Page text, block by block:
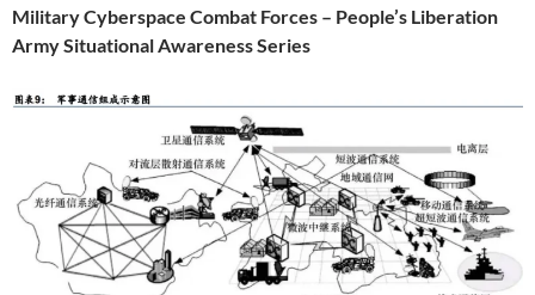
Military Cyberspace Combat Forces – People’s Liberation
Army Situational Awareness Series